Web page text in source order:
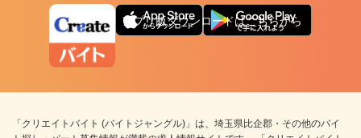
アプリ版ダウンロードはこちらから
「クリエイトバイト (バイトジャングル)」は、埼玉県比企郡・その他のバイ